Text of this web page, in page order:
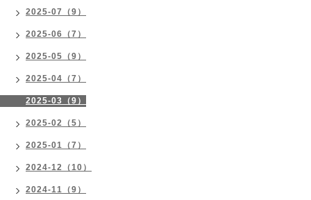
2025-07（9）
2025-06（7）
2025-05（9）
2025-04（7）
2025-03（9）
2025-02（5）
2025-01（7）
2024-12（10）
2024-11（9）